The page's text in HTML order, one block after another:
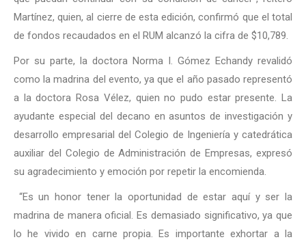
Martínez, quien, al cierre de esta edición, confirmó que el total
de fondos recaudados en el RUM alcanzó la cifra de $10,789.
Por su parte, la doctora Norma I. Gómez Echandy revalidó
como la madrina del evento, ya que el año pasado representó
a la doctora Rosa Vélez, quien no pudo estar presente. La
ayudante especial del decano en asuntos de investigación y
desarrollo empresarial del Colegio de Ingeniería y catedrática
auxiliar del Colegio de Administración de Empresas, expresó
su agradecimiento y emoción por repetir la encomienda.
“Es un honor tener la oportunidad de estar aquí y ser la
madrina de manera oficial. Es demasiado significativo, ya que
lo he vivido en carne propia. Es importante exhortar a la